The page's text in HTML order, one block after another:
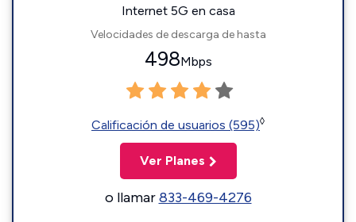
Internet 5G en casa
Velocidades de descarga de hasta
498Mbps
Calificación de usuarios (595)◊
Ver Planes
o llamar833-469-4276